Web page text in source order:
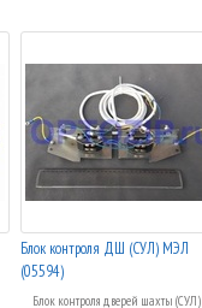
Блок контроля ДШ (СУЛ) МЭЛ
(05594)
Блок контроля дверей шахты (СУЛ)